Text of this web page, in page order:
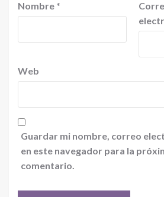
Nombre *
Web
Guardar mi nombre, correo
en este navegador para la
comentario.